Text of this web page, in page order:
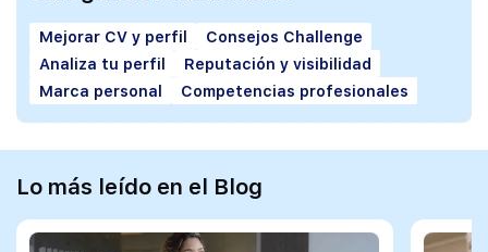
Mejorar CV y perfil
Consejos Challenge
Analiza tu perfil
Reputación y visibilidad
Marca personal
Competencias profesionales
Lo más leído en el Blog